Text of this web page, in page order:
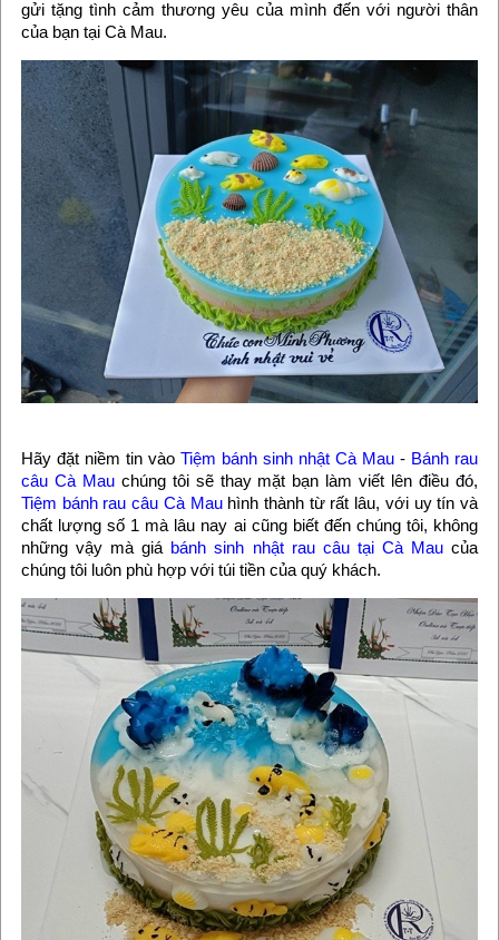
gửi tặng tình cảm thương yêu của mình đến với người thân
của bạn tại Cà Mau.
Hãy đặt niềm tin vào Tiệm bánh sinh nhật Cà Mau - Bánh rau
câu Cà Mauchúng tôi sẽ thay mặt bạn làm viết lên điều đó,
Tiệm bánh rau câu Cà Mauhình thành từ rất lâu, với uy tín và
chất lượng số 1 mà lâu nay ai cũng biết đến chúng tôi, không
những vậy mà giá bánh sinh nhật rau câu tại Cà Mau của
chúng tôi luôn phù hợp với túi tiền của quý khách.